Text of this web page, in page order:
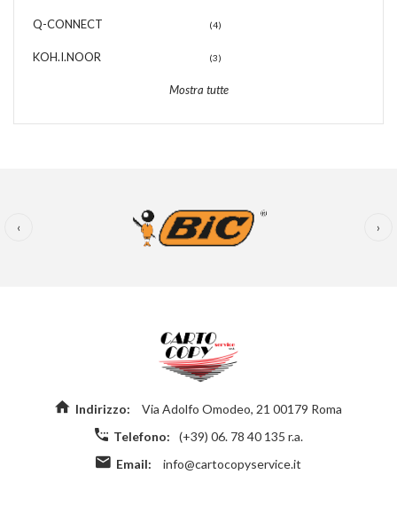
Q-CONNECT (4)
KOH.I.NOOR (3)
Mostra tutte
‹ ›
Indirizzo:
Via Adolfo Omodeo, 21 00179 Roma
Telefono:
(+39) 06. 78 40 135 r.a.
Email:
info@cartocopyservice.it